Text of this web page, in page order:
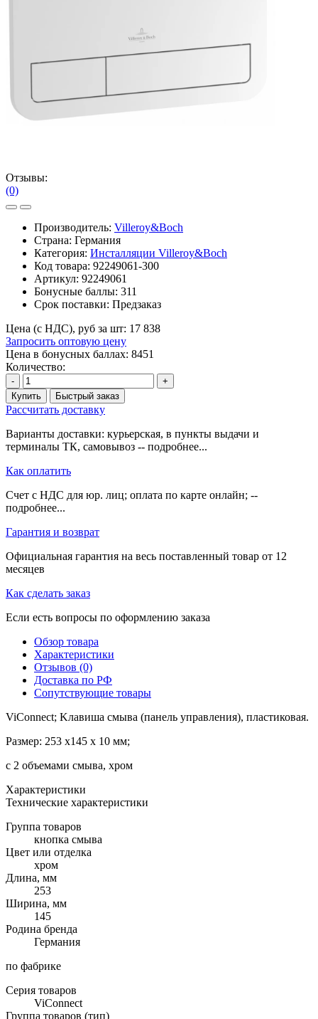
Отзывы:
(0)
Производитель: Villeroy&Boch
Страна: Германия
Категория: Инсталляции Villeroy&Boch
Код товара: 92249061-300
Артикул: 92249061
Бонусные баллы: 311
Срок поставки: Предзаказ
Цена (с НДС), руб за шт: 17 838
Запросить оптовую цену
Цена в бонусных баллах: 8451
Количество:
-
+
Купить
Быстрый заказ
Рассчитать доставку
Варианты доставки: курьерская, в пункты выдачи и
терминалы ТК, самовывоз -- подробнее...
Как оплатить
Счет с НДС для юр. лиц; оплата по карте онлайн; --
подробнее...
Гарантия и возврат
Официальная гарантия на весь поставленный товар от 12
месяцев
Как сделать заказ
Если есть вопросы по оформлению заказа
Обзор товара
Характеристики
Отзывов (0)
Доставка по РФ
Сопутствующие товары
ViConnect; Kлавиша смыва (панель управления), пластиковая.
Размер: 253 x145 x 10 мм;
с 2 объемами смыва, хром
Характеристики
Технические характеристики
Группа товаров
кнопка смыва
Цвет или отделка
хром
Длина, мм
253
Ширина, мм
145
Родина бренда
Германия
по фабрике
Серия товаров
ViConnect
Группа товаров (тип)